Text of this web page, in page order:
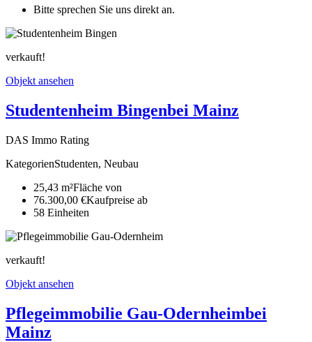
Bitte sprechen Sie uns direkt an.
verkauft!
Objekt ansehen
Studentenheim Bingenbei Mainz
DAS Immo Rating
KategorienStudenten, Neubau
25,43 m²Fläche von
76.300,00 €Kaufpreise ab
58 Ein­heiten
verkauft!
Objekt ansehen
Pflegeimmobilie Gau-Odernheimbei
Mainz